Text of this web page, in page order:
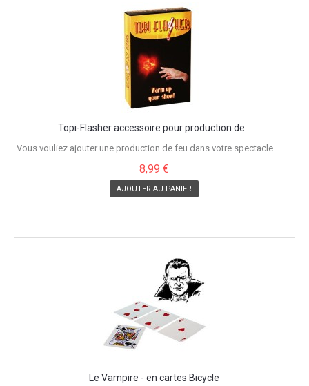
Topi-Flasher accessoire pour production de...
Vous vouliez ajouter une production de feu dans votre spectacle...
8,99 €
AJOUTER AU PANIER
Le Vampire - en cartes Bicycle